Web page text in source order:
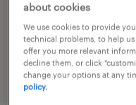
job category
information
about cookies
We use cookies to provide
technical problems, to help
offer you more relevant
decline them, or click
change your options at any
policy.